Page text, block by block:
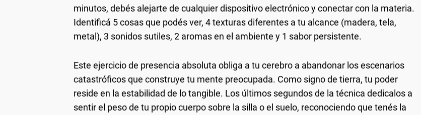
minutos, debés alejarte de cualquier dispositivo electrónico y conectar con la materia.
Identificá 5 cosas que podés ver, 4 texturas diferentes a tu alcance (madera, tela,
metal), 3 sonidos sutiles, 2 aromas en el ambiente y 1 sabor persistente.
Este ejercicio de presencia absoluta obliga a tu cerebro a abandonar los escenarios
catastróficos que construye tu mente preocupada. Como signo de tierra, tu poder
reside en la estabilidad de lo tangible. Los últimos segundos de la técnica dedicalos a
sentir el peso de tu propio cuerpo sobre la silla o el suelo, reconociendo que tenés la